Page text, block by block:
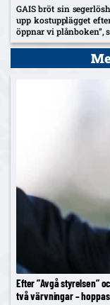
GAIS bröt sin
upp kostupplägget
öppnar vi plånboken”,
Efter ”Avgå styrelsen”
två värvningar –